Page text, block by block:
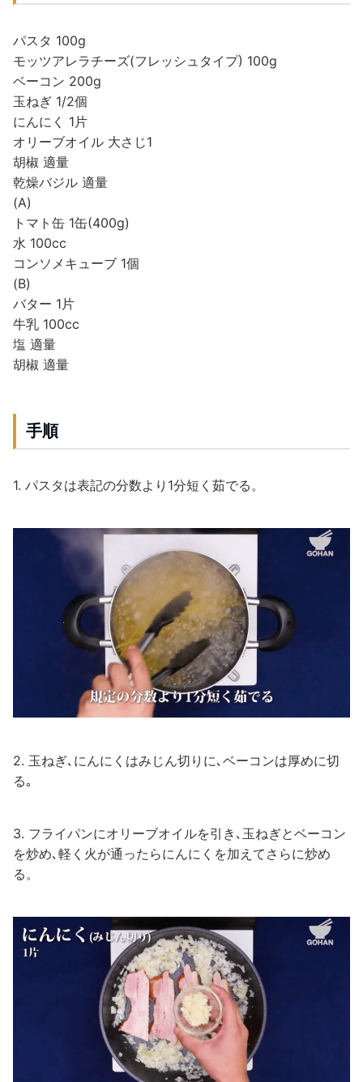
パスタ 100g
モッツアレラチーズ(フレッシュタイプ) 100g
ベーコン 200g
玉ねぎ 1/2個
にんにく 1片
オリーブオイル 大さじ1
胡椒 適量
乾燥バジル 適量
(A)
トマト缶 1缶(400g)
水 100cc
コンソメキューブ 1個
(B)
バター 1片
牛乳 100cc
塩 適量
胡椒 適量
手順
1. パスタは表記の分数より1分短く茹でる。
2. 玉ねぎ､にんにくはみじん切りに､ベーコンは厚めに切
る｡
3. フライパンにオリーブオイルを引き､玉ねぎとベーコン
を炒め､軽く火が通ったらにんにくを加えてさらに炒め
る。